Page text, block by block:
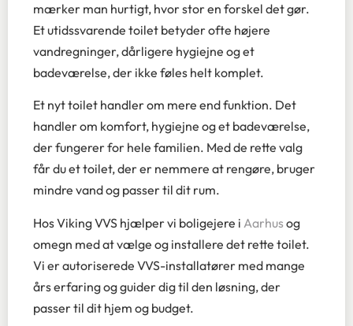
mærker man hurtigt, hvor stor en forskel det gør.
Et utidssvarende toilet betyder ofte højere
vandregninger, dårligere hygiejne og et
badeværelse, der ikke føles helt komplet.
Et nyt toilet handler om mere end funktion. Det
handler om komfort, hygiejne og et badeværelse,
der fungerer for hele familien. Med de rette valg
får du et toilet, der er nemmere at rengøre, bruger
mindre vand og passer til dit rum.
Hos Viking VVS hjælper vi boligejere i Aarhus og
omegn med at vælge og installere det rette toilet.
Vi er autoriserede VVS-installatører med mange
års erfaring og guider dig til den løsning, der
passer til dit hjem og budget.